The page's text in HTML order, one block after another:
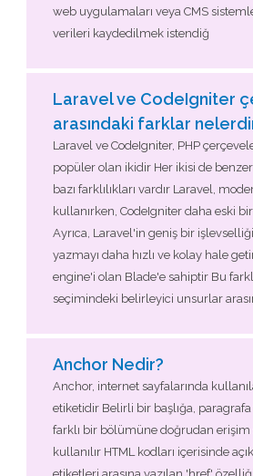
web uygulamaları veya CMS
verileri kaydedilmek istendiğ
Laravel ve CodeIgniter
arasındaki farklar
Laravel ve CodeIgniter, PHP
popüler olan ikidir Her ikisi de benzer
bazı farklılıkları vardır Laravel,
kullanırken, CodeIgniter daha eski
Ayrıca, Laravel'in geniş bir
yazmayı daha hızlı ve kolay hale
engine'i olan Blade'e sahiptir Bu
seçimindeki belirleyici unsurlar
Anchor Nedir?
Anchor, internet sayfalarında
etiketidir Belirli bir başlığa, paragrafa
farklı bir bölümüne doğrudan
kullanılır HTML kodları içerisinde